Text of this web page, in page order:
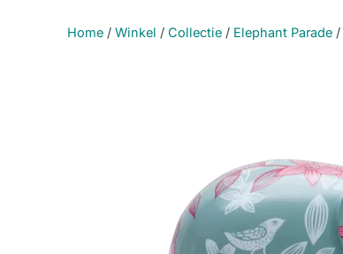
Home / Winkel / Collectie / Elephant Parade /